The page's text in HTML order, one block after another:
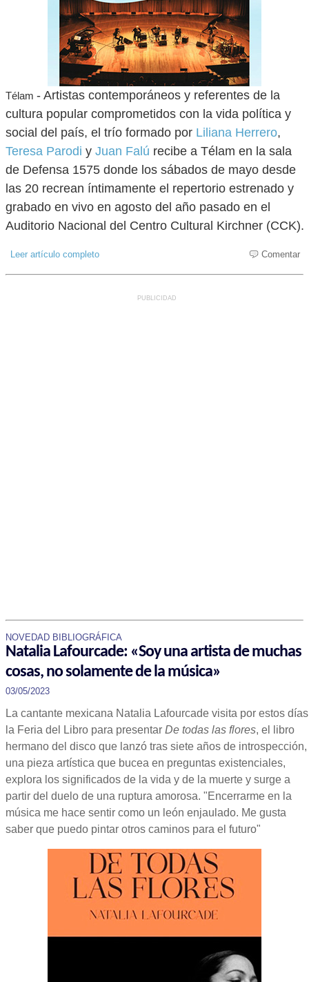
Télam - Artistas contemporáneos y referentes de la
cultura popular comprometidos con la vida política y
social del país, el trío formado por Liliana Herrero,
Teresa Parodi y Juan Falú recibe a Télam en la sala
de Defensa 1575 donde los sábados de mayo desde
las 20 recrean íntimamente el repertorio estrenado y
grabado en vivo en agosto del año pasado en el
Auditorio Nacional del Centro Cultural Kirchner (CCK).
Leer artículo completo Comentar
PUBLICIDAD
NOVEDAD BIBLIOGRÁFICA
Natalia Lafourcade: «Soy una artista de muchas
cosas, no solamente de la música»
03/05/2023
La cantante mexicana Natalia Lafourcade visita por estos días
la Feria del Libro para presentar De todas las flores, el libro
hermano del disco que lanzó tras siete años de introspección,
una pieza artística que bucea en preguntas existenciales,
explora los significados de la vida y de la muerte y surge a
partir del duelo de una ruptura amorosa. "Encerrarme en la
música me hace sentir como un león enjaulado. Me gusta
saber que puedo pintar otros caminos para el futuro"